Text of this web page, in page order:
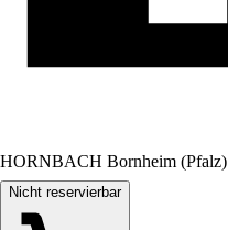
HORNBACH Bornheim (Pfalz)
Nicht reservierbar